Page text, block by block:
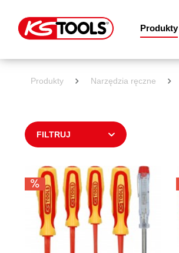
Produkty
Produkty Narzędzia ręczne
FILTRUJ